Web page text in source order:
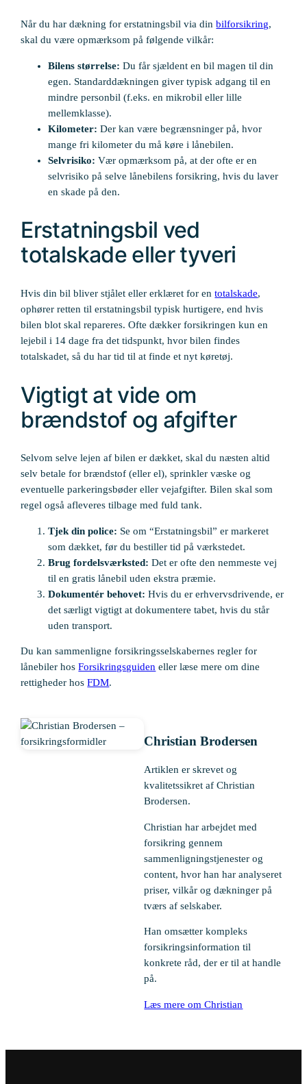
Når du har dækning for erstatningsbil via dinbilforsikring,
skal du være opmærksom på følgende vilkår:
Bilens størrelse: Du får sjældent en bil magen til din
egen. Standarddækningen giver typisk adgang til en
mindre personbil (f.eks. en mikrobil eller lille
mellemklasse).
Kilometer: Der kan være begrænsninger på, hvor
mange fri kilometer du må køre i lånebilen.
Selvrisiko: Vær opmærksom på, at der ofte er en
selvrisiko på selve lånebilens forsikring, hvis du laver
en skade på den.
Erstatningsbil ved
totalskade eller tyveri
Hvis din bil bliver stjålet eller erklæret for entotalskade,
ophører retten til erstatningsbil typisk hurtigere, end hvis
bilen blot skal repareres. Ofte dækker forsikringen kun en
lejebil i 14 dage fra det tidspunkt, hvor bilen findes
totalskadet, så du har tid til at finde et nyt køretøj.
Vigtigt at vide om
brændstof og afgifter
Selvom selve lejen af bilen er dækket, skal du næsten altid
selv betale for brændstof (eller el), sprinkler væske og
eventuelle parkeringsbøder eller vejafgifter. Bilen skal som
regel også afleveres tilbage med fuld tank.
Tjek din police: Se om “Erstatningsbil” er markeret
som dækket, før du bestiller tid på værkstedet.
Brug fordelsværksted: Det er ofte den nemmeste vej
til en gratis lånebil uden ekstra præmie.
Dokumentér behovet: Hvis du er erhvervsdrivende, er
det særligt vigtigt at dokumentere tabet, hvis du står
uden transport.
Du kan sammenligne forsikringsselskabernes regler for
lånebiler hosForsikringsguiden eller læse mere om dine
rettigheder hosFDM.
Christian Brodersen
Artiklen er skrevet og
kvalitetssikret af Christian
Brodersen.
Christian har arbejdet med
forsikring gennem
sammenligningstjenester og
content, hvor han har analyseret
priser, vilkår og dækninger på
tværs af selskaber.
Han omsætter kompleks
forsikringsinformation til
konkrete råd, der er til at handle
på.
Læs mere om Christian